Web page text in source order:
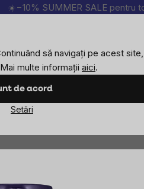
să navigați pe acest
multe informații aici.
de acord
Setări
☀️−10% SUMMER SALE pentru
Produsele noastre sunt
CopiiObiectiveNoutăți
NOW DHA-500,